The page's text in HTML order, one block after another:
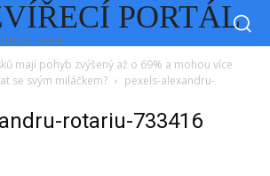
PORTÁL
WEB
mají pohyb zvýšený až o 69% a mohou více
se svým miláčkem?
pexels-alexandru-
rotariu-733416